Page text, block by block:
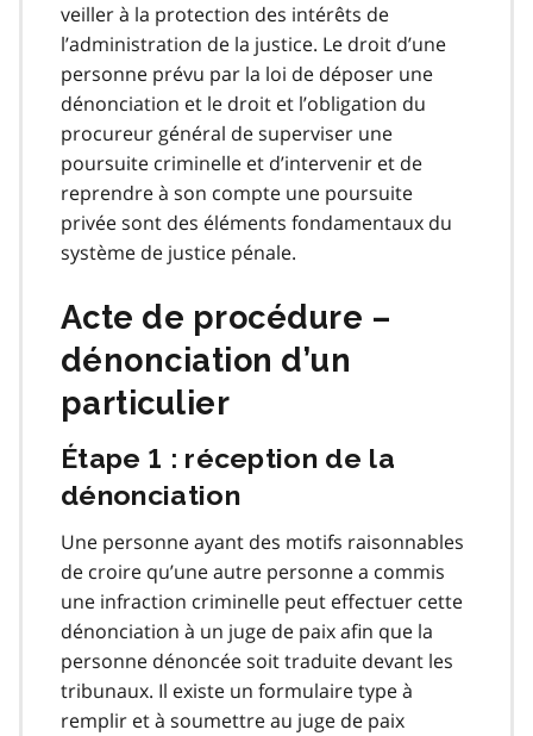
veiller à la protection des intérêts de
l’administration de la justice. Le droit d’une
personne prévu par la loi de déposer une
dénonciation et le droit et l’obligation du
procureur général de superviser une
poursuite criminelle et d’intervenir et de
reprendre à son compte une poursuite
privée sont des éléments fondamentaux du
système de justice pénale.
Acte de procédure –
dénonciation d’un
particulier
Étape 1 : réception de la
dénonciation
Une personne ayant des motifs raisonnables
de croire qu’une autre personne a commis
une infraction criminelle peut effectuer cette
dénonciation à un juge de paix afin que la
personne dénoncée soit traduite devant les
tribunaux. Il existe un formulaire type à
remplir et à soumettre au juge de paix